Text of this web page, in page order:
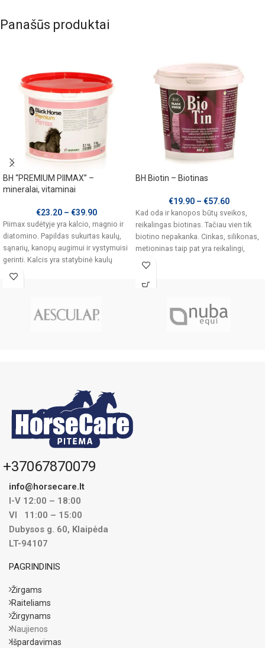
Panašūs produktai
BH “PREMIUM PIIMAX” –
mineralai, vitaminai
€23.20 – €39.90
Piimax sudėtyje yra kalcio, magnio ir
diatomino. Papildas sukurtas kaulų,
sąnarių, kanopų augimui ir vystymuisi
gerinti. Kalcis yra statybinė kaulų
BH Biotin – Biotinas
€19.90 – €57.60
Kad oda ir kanopos būtų sveikos,
reikalingas biotinas. Tačiau vien tik
biotino nepakanka. Cinkas, silikonas,
metioninas taip pat yra reikalingi,
+37067870079
info@horsecare.lt
I-V 12:00 – 18:00
VI 11:00 – 15:00
Dubysos g. 60, Klaipėda
LT-94107
PAGRINDINIS
Žirgams
Raiteliams
Žirgynams
Naujienos
Išpardavimas